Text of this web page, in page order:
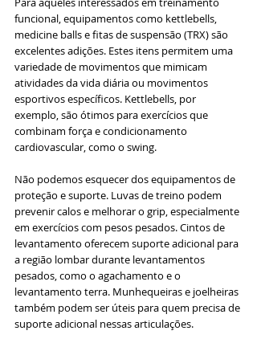
funcional, equipamentos como kettlebells,
medicine balls e fitas de suspensão (TRX) são
excelentes adições. Estes itens permitem uma
variedade de movimentos que mimicam
atividades da vida diária ou movimentos
esportivos específicos. Kettlebells, por
exemplo, são ótimos para exercícios que
combinam força e condicionamento
cardiovascular, como o swing.
Não podemos esquecer dos equipamentos de
proteção e suporte. Luvas de treino podem
prevenir calos e melhorar o grip, especialmente
em exercícios com pesos pesados. Cintos de
levantamento oferecem suporte adicional para
a região lombar durante levantamentos
pesados, como o agachamento e o
levantamento terra. Munhequeiras e joelheiras
também podem ser úteis para quem precisa de
suporte adicional nessas articulações.